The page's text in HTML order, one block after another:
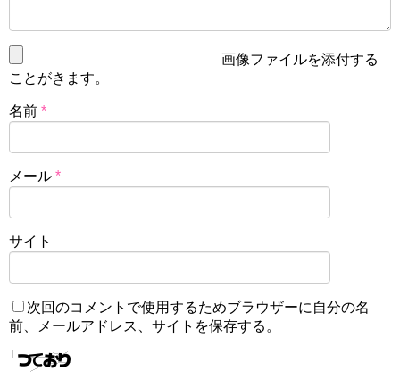
画像ファイルを添付する
ことがきます。
名前 *
メール *
サイト
次回のコメントで使用するためブラウザーに自分の名
前、メールアドレス、サイトを保存する。